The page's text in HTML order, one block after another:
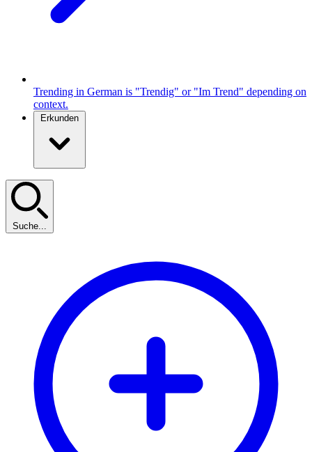
Trending in German is "Trendig" or "Im Trend" depending on
context.
Erkunden
Suche...